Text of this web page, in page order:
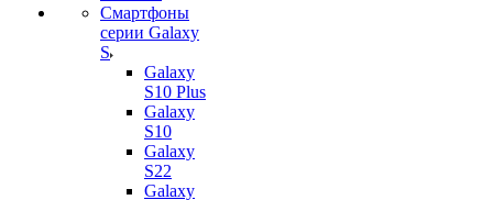
Смартфоны
серии Galaxy
S
Galaxy
S10 Plus
Galaxy
S10
Galaxy
S22
Galaxy